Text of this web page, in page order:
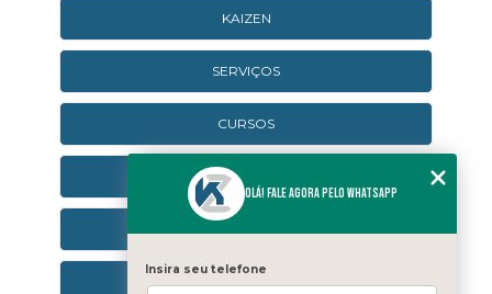
KAIZEN
SERVIÇOS
CURSOS
CURSOS ONLINE
CONTATO
Olá! Fale agora pelo WhatsApp
Insira seu telefone